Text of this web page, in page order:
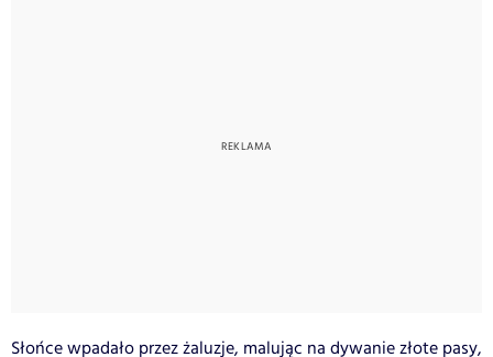
Słońce wpadało przez żaluzje, malując na dywanie złote pasy,